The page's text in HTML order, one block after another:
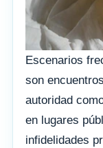
Escenarios
son
autoridad
en lugares
infidelidades